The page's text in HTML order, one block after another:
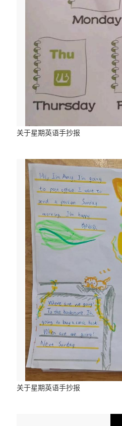
关于星期英语手抄报
关于星期英语手抄报